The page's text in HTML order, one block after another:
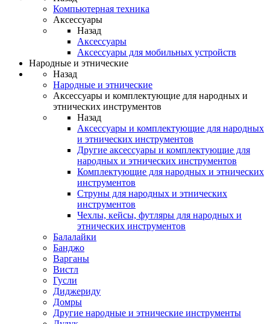
Компьютерная техника
Аксессуары
Назад
Аксессуары
Аксессуары для мобильных устройств
Народные и этнические
Назад
Народные и этнические
Аксессуары и комплектующие для народных и
этнических инструментов
Назад
Аксессуары и комплектующие для народных
и этнических инструментов
Другие аксессуары и комплектующие для
народных и этнических инструментов
Комплектующие для народных и этнических
инструментов
Струны для народных и этнических
инструментов
Чехлы, кейсы, футляры для народных и
этнических инструментов
Балалайки
Банджо
Варганы
Вистл
Гусли
Диджериду
Домры
Другие народные и этнические инструменты